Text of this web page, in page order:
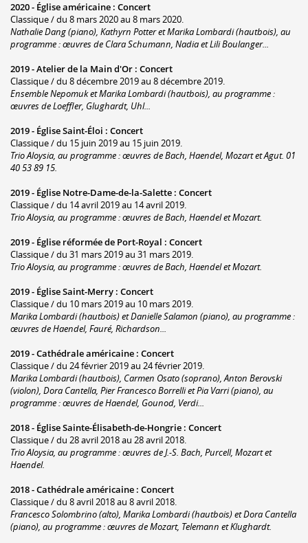
2020 - Église américaine : Concert
Classique / du 8 mars 2020 au 8 mars 2020.
Nathalie Dang (piano), Kathyrn Potter et Marika Lombardi (hautbois), au
programme : œuvres de Clara Schumann, Nadia et Lili Boulanger...
2019 -Atelier de la Main d'Or : Concert
Classique / du 8 décembre 2019 au 8 décembre 2019.
Ensemble Nepomuk et Marika Lombardi (hautbois), au programme :
œuvres de Loeffler, Glughardt, Uhl...
2019 - Église Saint-Éloi : Concert
Classique / du 15 juin 2019 au 15 juin 2019.
Trio Aloysia, au programme : œuvres de Bach, Haendel, Mozart et Agut. 01
40 53 89 15.
2019 - Église Notre-Dame-de-la-Salette : Concert
Classique / du 14 avril 2019 au 14 avril 2019.
Trio Aloysia, au programme : œuvres de Bach, Haendel et Mozart.
2019 - Église réformée de Port-Royal : Concert
Classique / du 31 mars 2019 au 31 mars 2019.
Trio Aloysia, au programme : œuvres de Bach, Haendel et Mozart.
2019 - Église Saint-Merry : Concert
Classique / du 10 mars 2019 au 10 mars 2019.
Marika Lombardi (hautbois) et Danielle Salamon (piano), au programme :
œuvres de Haendel, Fauré, Richardson...
2019 -Cathédrale américaine : Concert
Classique / du 24 février 2019 au 24 février 2019.
Marika Lombardi (hautbois), Carmen Osato (soprano), Anton Berovski
(violon), Dora Cantella, Pier Francesco Borrelli et Pia Varri (piano), au
programme : œuvres de Haendel, Gounod, Verdi...
2018 - Église Sainte-Élisabeth-de-Hongrie : Concert
Classique / du 28 avril 2018 au 28 avril 2018.
Trio Aloysia, au programme : œuvres de J.-S. Bach, Purcell, Mozart et
Haendel.
2018 -Cathédrale américaine : Concert
Classique / du 8 avril 2018 au 8 avril 2018.
Francesco Solombrino (alto), Marika Lombardi (hautbois) et Dora Cantella
(piano), au programme : œuvres de Mozart, Telemann et Klughardt.